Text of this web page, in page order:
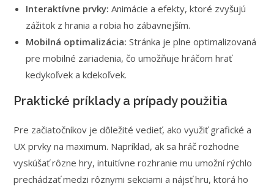
Interaktívne prvky: Animácie a efekty, ktoré zvyšujú
zážitok z hrania a robia ho zábavnejším.
Mobilná optimalizácia: Stránka je plne optimalizovaná
pre mobilné zariadenia, čo umožňuje hráčom hrať
kedykoľvek a kdekoľvek.
Praktické príklady a prípady použitia
Pre začiatočníkov je dôležité vedieť, ako využiť grafické a
UX prvky na maximum. Napríklad, ak sa hráč rozhodne
vyskúšať rôzne hry, intuitívne rozhranie mu umožní rýchlo
prechádzať medzi rôznymi sekciami a nájsť hru, ktorá ho